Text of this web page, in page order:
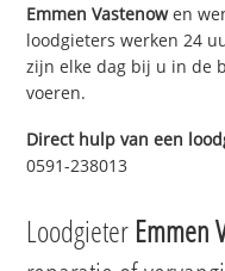
Emmen Vastenowen
loodgieters werken 24
zijn elke dag bij u in de
voeren.
Direct hulp van een
0591-238013
Loodgieter Emmen